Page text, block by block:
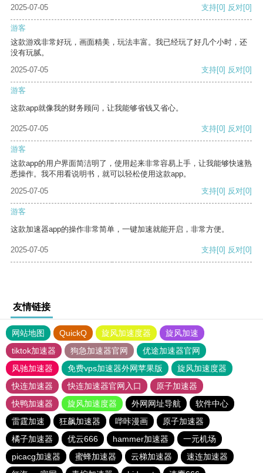
2025-07-05
支持[0] 反对[0]
游客
这款游戏非常好玩，画面精美，玩法丰富。我已经玩了好几个小时，还
没有玩腻。
2025-07-05
支持[0] 反对[0]
游客
这款app就像我的财务顾问，让我能够省钱又省心。
2025-07-05 支持[0] 反对[0]
游客
这款app的用户界面简洁明了，使用起来非常容易上手，让我能够快速熟
悉操作。我不用看说明书，就可以轻松使用这款app。
2025-07-05
支持[0] 反对[0]
游客
这款加速器app的操作非常简单，一键加速就能开启，非常方便。
2025-07-05 支持[0] 反对[0]
友情链接
网站地图 QuickQ 旋风加速度器
旋风加速
tiktok加速器
狗急加速器官网
优途加速器官网
风驰加速器
免费vps加速器外网苹果版
旋风加速度器
快连加速器
快连加速器官网入口
原子加速器
快鸭加速器
旋风加速度器 外网网址导航
软件中心
雷霆加速
狂飙加速器 哔咔漫画
原子加速器
橘子加速器
优云666 hammer加速器
一元机场
picacg加速器
蜜蜂加速器 云梯加速器
速连加速器